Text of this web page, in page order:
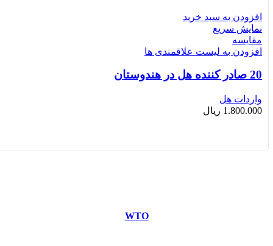
افزودن به سبد خرید
نمایش سریع
مقایسه
افزودن به لیست علاقمندی ها
20 صادر کننده هل در هندوستان
واردات هل
1.800.000 ریال
WTO